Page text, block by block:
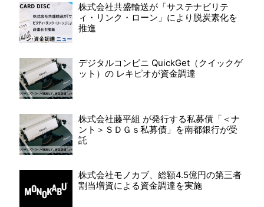
株式会社共盛輸送が「サステナビリテ
ィ・リンク・ローン」により脱炭素化を
推進
デジタルコンビニ QuickGet（クイックゲ
ット）の レキピオが資金調達
株式会社藤平組 が発行する私募債「＜ナ
ント＞ＳＤＧｓ私募債」を南都銀行が受
託
株式会社モノカブ、総額4.5億円の第三者
割当増資による資金調達を実施